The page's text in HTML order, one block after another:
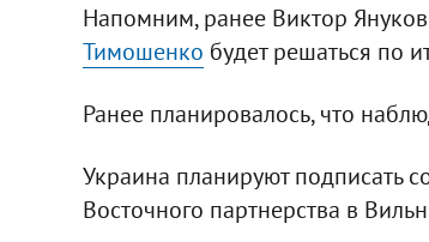
Напомним, ранее Виктор
Тимошенко будет решаться по
Ранее планировалось, что
Украина планируют подписать
Восточного партнерства в